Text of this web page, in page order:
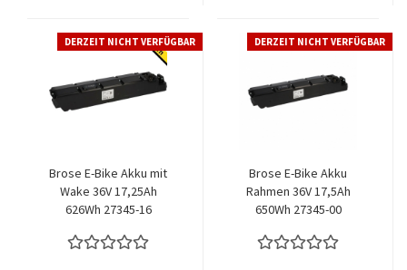
DERZEIT NICHT VERFÜGBAR
Brose E-Bike Akku mit
Wake 36V 17,25Ah
626Wh 27345-16
DERZEIT NICHT VERFÜGBAR
Brose E-Bike Akku
Rahmen 36V 17,5Ah
650Wh 27345-00